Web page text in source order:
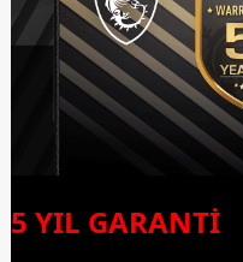
5 YIL GARANTİ